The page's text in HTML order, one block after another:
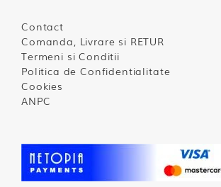
Contact
Comanda, Livrare si RETUR
Termeni si Conditii
Politica de Confidentialitate
Cookies
ANPC